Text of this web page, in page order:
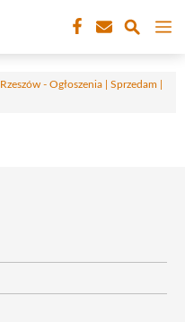
Rzeszów - Ogłoszenia | Sprzedam |